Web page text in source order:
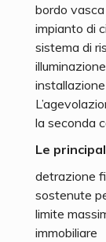
bordo vasca
impianto di
sistema di
illuminazione
la seconda
Le
detrazione
sostenute
limite
immobiliare